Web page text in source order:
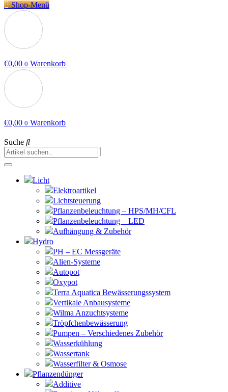
Shop-Menü
€0,00 0 Warenkorb
€0,00 0 Warenkorb
Suche
Licht
Elektroartikel
Lichtsteuerung
Pflanzenbeleuchtung – HPS/MH/CFL
Pflanzenbeleuchtung – LED
Aufhängung & Zubehör
Hydro
PH – EC Messgeräte
Alien-Systeme
Autopot
Oxypot
Terra Aquatica Bewässerungssystem
Vertikale Anbausysteme
Wilma Anzuchtsysteme
Tröpfchenbewässerung
Pumpen – Verschiedenes Zubehör
Wasserkühlung
Wassertank
Wasserfilter & Osmose
Pflanzendünger
Additive